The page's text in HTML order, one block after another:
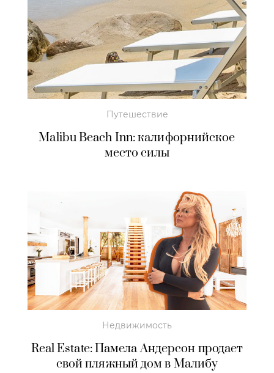
Путешествие
Malibu Beach Inn: калифорнийское
место силы
Недвижимость
Real Estate: Памела Андерсон продает
свой пляжный дом в Малибу